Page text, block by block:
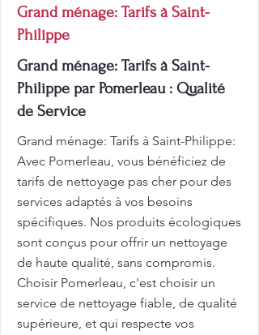
Grand ménage: Tarifs à Saint-
Philippe
Grand ménage: Tarifs à Saint-
Philippe par Pomerleau : Qualité
de Service
Grand ménage: Tarifs à Saint-Philippe:
Avec Pomerleau, vous bénéficiez de
tarifs de nettoyage pas cher pour des
services adaptés à vos besoins
spécifiques. Nos produits écologiques
sont conçus pour offrir un nettoyage
de haute qualité, sans compromis.
Choisir Pomerleau, c'est choisir un
service de nettoyage fiable, de qualité
supérieure, et qui respecte vos